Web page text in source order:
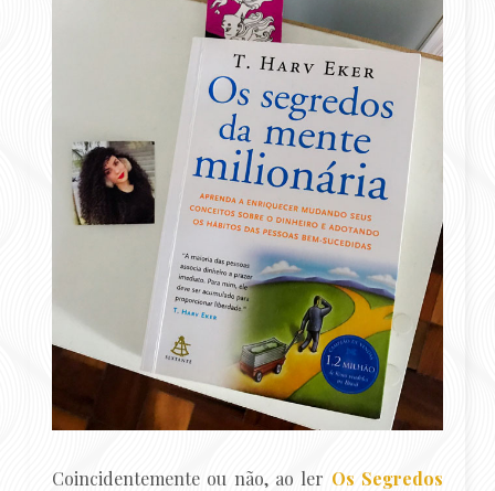
Coincidentemente ou não, ao ler Os Segredos